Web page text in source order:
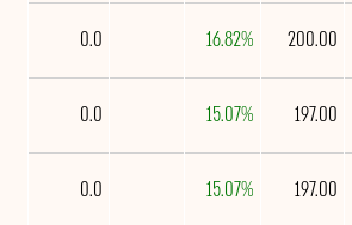
200.00
16.82%
0.0
197.00
15.07%
0.0
197.00
15.07%
0.0